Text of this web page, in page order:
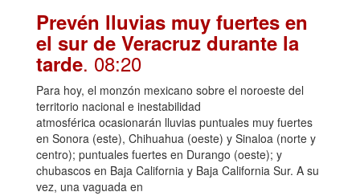
Prevén lluvias muy fuertes en
el sur de Veracruz durante la
tarde. 08:20
Para hoy, el monzón mexicano sobre el noroeste del
territorio nacional e inestabilidad
atmosférica ocasionarán lluvias puntuales muy fuertes
en Sonora (este), Chihuahua (oeste) y Sinaloa (norte y
centro); puntuales fuertes en Durango (oeste); y
chubascos en Baja California y Baja California Sur. A su
vez, una vaguada en